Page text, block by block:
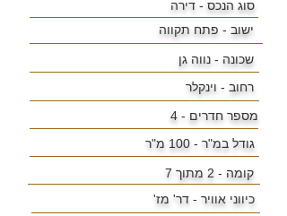
סוג הנכס - דירה
ישוב - פתח תקווה
שכונה - נווה גן
רחוב - וינקלר
מספר חדרים - 4
גודל במ"ר -
קומה - 2 מתוך 7
כיווני אוויר - דר' מז'